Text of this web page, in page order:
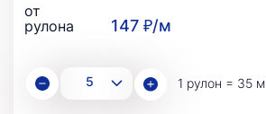
от
рулона
147 ₽/м
1 рулон = 35 м